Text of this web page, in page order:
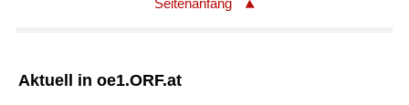
Seitenanfang
Aktuell in oe1.ORF.at